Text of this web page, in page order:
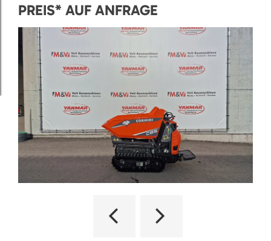
PREIS* AUF ANFRAGE